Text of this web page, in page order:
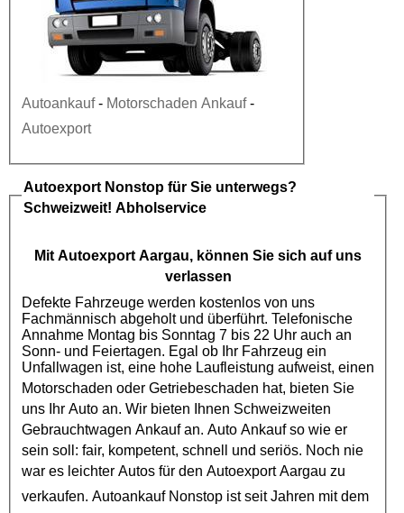
Autoankauf- Motorschaden Ankauf-
Autoexport
Autoexport Nonstop für Sie unterwegs?
Schweizweit! Abholservice
Mit Autoexport Aargau, können Sie sich auf uns
verlassen
Defekte Fahrzeuge werden kostenlos von uns
Fachmännisch abgeholt und überführt. Telefonische
Annahme Montag bis Sonntag 7 bis 22 Uhr auch an
Sonn- und Feiertagen. Egal ob Ihr Fahrzeug ein
Unfallwagen ist, eine hohe Laufleistung aufweist, einen
Motorschaden oder Getriebeschaden hat, bieten Sie
uns Ihr Auto an. Wir bieten Ihnen Schweizweiten
Gebrauchtwagen Ankaufan. Auto Ankauf so wie er
sein soll: fair, kompetent, schnell und seriös. Noch nie
war es leichter Autos für den AutoexportAargau zu
verkaufen. AutoankaufNonstop ist seit Jahren mit dem